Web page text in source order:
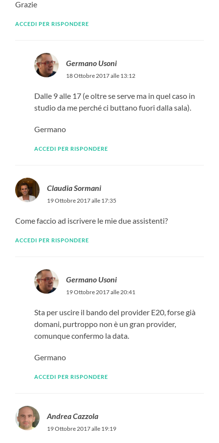
Grazie
ACCEDI PER RISPONDERE
Germano Usoni
18 Ottobre 2017 alle 13:12
Dalle 9 alle 17 (e oltre se serve ma in quel caso in
studio da me perché ci buttano fuori dalla sala).
Germano
ACCEDI PER RISPONDERE
Claudia Sormani
19 Ottobre 2017 alle 17:35
Come faccio ad iscrivere le mie due assistenti?
ACCEDI PER RISPONDERE
Germano Usoni
19 Ottobre 2017 alle 20:41
Sta per uscire il bando del provider E20, forse già
domani, purtroppo non è un gran provider,
comunque confermo la data.
Germano
ACCEDI PER RISPONDERE
Andrea Cazzola
19 Ottobre 2017 alle 19:19